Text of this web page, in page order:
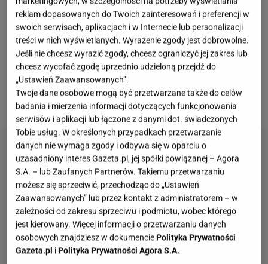
honoru". W aktorstwie jest zakochany od
dzieciństwa. Przez lata aktor miał krótką, bujną
fryzurę, a niedawno także lekki zarost. Fani zwrócili
jednak uwagę, że na najnowszym zdjęciu
Zakościelnydość mocno się zmienił. Sprawdźcie, jak
teraz wygląda Zakościelny.
reklam dopasowanych do Twoich zainteresowań i preferencji w
swoich serwisach, aplikacjach i w Internecie lub personalizacji
treści w nich wyświetlanych. Wyrażenie zgody jest dobrowolne.
Jeśli nie chcesz wyrazić zgody, chcesz ograniczyć jej zakres lub
chcesz wycofać zgodę uprzednio udzieloną przejdź do
„Ustawień Zaawansowanych”.
Twoje dane osobowe mogą być przetwarzane także do celów
badania i mierzenia informacji dotyczących funkcjonowania
serwisów i aplikacji lub łączone z danymi dot. świadczonych
Tobie usług. W określonych przypadkach przetwarzanie
danych nie wymaga zgody i odbywa się w oparciu o
uzasadniony interes Gazeta.pl, jej spółki powiązanej – Agora
S.A. – lub Zaufanych Partnerów. Takiemu przetwarzaniu
możesz się sprzeciwić, przechodząc do „Ustawień
Zaawansowanych” lub przez kontakt z administratorem – w
zależności od zakresu sprzeciwu i podmiotu, wobec którego
jest kierowany. Więcej informacji o przetwarzaniu danych
osobowych znajdziesz w dokumenciePolityka Prywatności
Gazeta.pl iPolityka Prywatności Agora S.A.